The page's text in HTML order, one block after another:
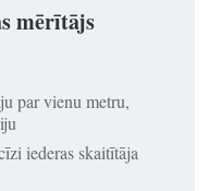
mērītājs
par vienu metru,
iederas skaitītāja